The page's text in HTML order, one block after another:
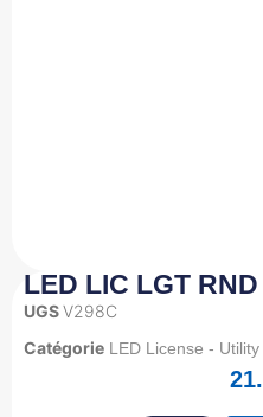
LED LIC LGT
UGSV298C
Catégorie LED License -